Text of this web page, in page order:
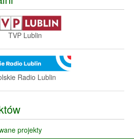
TVP Lublin
Radio Lublin
projekty